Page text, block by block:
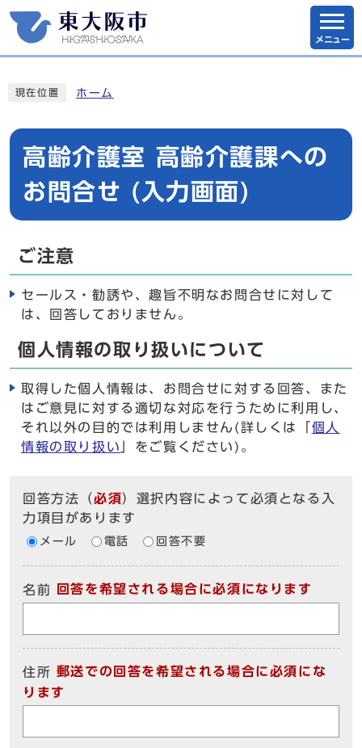
メニュー
現在位置 ホーム
高齢介護室 高齢介護課への
お問合せ (入力画面)
ご注意
セールス・勧誘や、趣旨不明なお問合せに対して
は、回答しておりません。
個人情報の取り扱いについて
取得した個人情報は、お問合せに対する回答、また
はご意見に対する適切な対応を行うために利用し、
それ以外の目的では利用しません(詳しくは「 個人
情報の取り扱い
」をご覧ください)。
回答方法 （必須）選択内容によって必須となる入
力項目があります
メール 電話 回答不要
名前 回答を希望される場合に必須になります
住所 郵送での回答を希望される場合に必須にな
ります